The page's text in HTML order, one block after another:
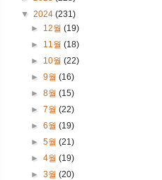
▼ 2024 (231)
► 12월(19)
► 11월(18)
► 10월(22)
►9월(16)
►8월(15)
►7월(22)
►6월(19)
►5월(21)
►4월(19)
►3월(20)